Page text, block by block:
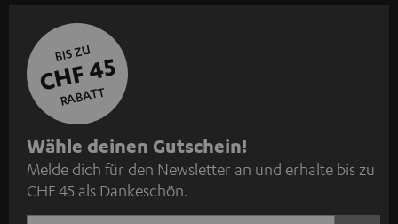
BIS ZU
CHF 45
RABATT
N
e
w
Wähle deinen Gutschein!
Melde dich für den Newsletter an und erhalte bis zu
CHF 45 als Dankeschön.